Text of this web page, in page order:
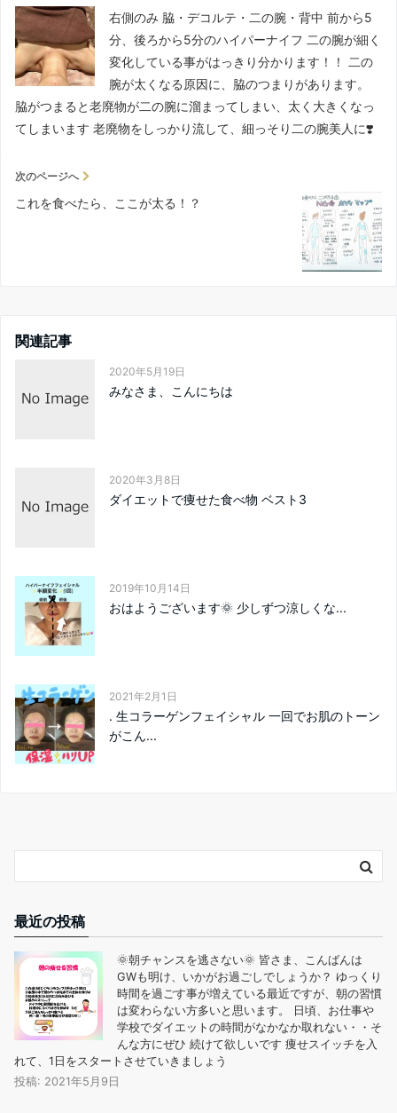
右側のみ 脇・デコルテ・二の腕・背中 前から5
分、後ろから5分のハイパーナイフ 二の腕が細く
変化している事がはっきり分かります！！ 二の
腕が太くなる原因に、脇のつまりがあります。
脇がつまると老廃物が二の腕に溜まってしまい、太く大きくなっ
てしまいます 老廃物をしっかり流して、細っそり二の腕美人に❣️
次のページへ
これを食べたら、ここが太る！？
関連記事
2020年5月19日
みなさま、こんにちは
2020年3月8日
ダイエットで痩せた食べ物 ベスト3️
2019年10月14日
おはようございます🌞 少しずつ涼しくな...
2021年2月1日
. 生コラーゲンフェイシャル 一回でお肌のトーン
がこん...
最近の投稿
🌞朝チャンスを逃さない🌞 皆さま、こんばんは
GWも明け、いかがお過ごしでしょうか？ ゆっくり
時間を過ごす事が増えている最近ですが、朝の習慣
は変わらない方多いと思います。 日頃、お仕事や
学校でダイエットの時間がなかなか取れない・・そ
んな方にぜひ️ 続けて欲しいです 痩せスイッチを入
れて、1日をスタートさせていきましょう
投稿: 2021年5月9日